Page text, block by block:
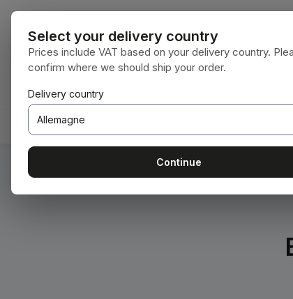
au contenu principal
Passer à la recherche
Passer à la navigation principale
ACCUEIL
Vous êtes ici :
Select your delivery country
Prices include VAT based on your delivery country.
confirm where we should ship your order.
Delivery country
Continue